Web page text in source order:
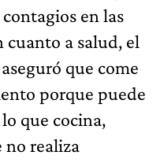
en las
a salud, el
que come
porque puede
que cocina,
no realiza